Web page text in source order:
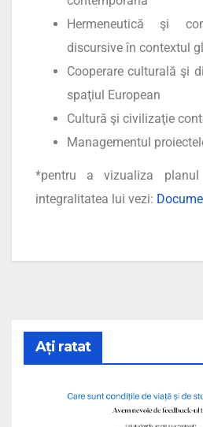
Hermeneutică şi
discursive în contextul
Cooperare culturală şi
spaţiul European
Cultură şi civilizaţie
Managementul
*pentru a vizualiza
integralitatea lui vezi:
Ați ratat